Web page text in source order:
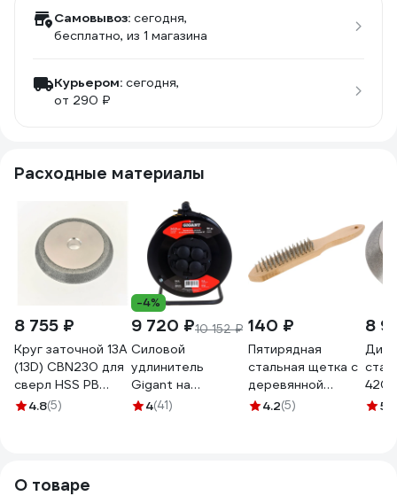
Самовывоз: сегодня,
бесплатно, из 1 магазина
Курьером: сегодня,
от 290 ₽
Расходные материалы
8 755 ₽
Круг заточной 13A
(13D) CBN230 для
сверл HSS PB
International
4.8(5)
-4%
9 720 ₽10 152 ₽
Силовой
удлинитель
Gigant на
металлической
4(41)
140 ₽
Пятирядная
стальная щетка с
деревянной
ручкой Biber
4.2(5)
8
420/
5
О товаре